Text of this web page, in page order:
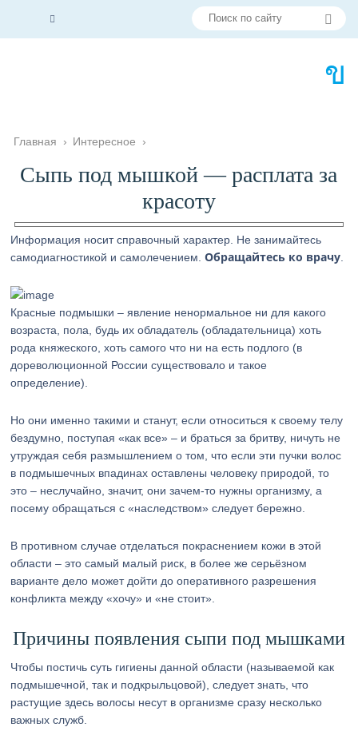
Главная › Интересное ›
Сыпь под мышкой — расплата за
красоту
Информация носит справочный характер. Не занимайтесь
самодиагностикой и самолечением.Обращайтесь ко врачу
Красные подмышки – явление ненормальное ни для какого
возраста, пола, будь их обладатель (обладательница) хоть
рода княжеского, хоть самого что ни на есть подлого (в
дореволюционной России существовало и такое
определение).
Но они именно такими и станут, если относиться к своему телу
бездумно, поступая «как все» – и браться за бритву, ничуть не
утруждая себя размышлением о том, что если эти пучки волос
в подмышечных впадинах оставлены человеку природой, то
это – неслучайно, значит, они зачем-то нужны организму, а
посему обращаться с «наследством» следует бережно.
В противном случае отделаться покраснением кожи в этой
области – это самый малый риск, в более же серьёзном
варианте дело может дойти до оперативного разрешения
конфликта между «хочу» и «не стоит».
Причины появления сыпи под мышками
Чтобы постичь суть гигиены данной области (называемой как
подмышечной, так и подкрыльцовой), следует знать, что
растущие здесь волосы несут в организме сразу несколько
важных служб.